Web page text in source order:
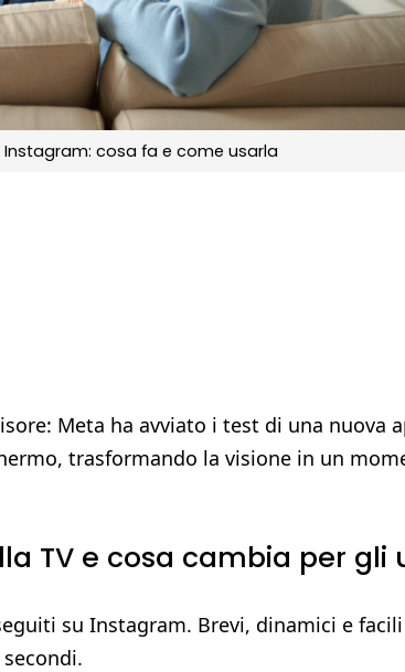
cosa fa e come usarla
Meta ha avviato i test di una nuova
trasformando la visione in un
TV e cosa cambia per gli
su Instagram. Brevi, dinamici e